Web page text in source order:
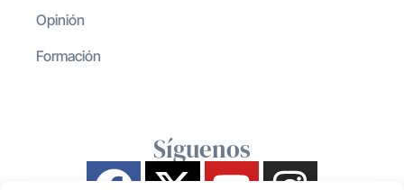
Opinión
Formación
Síguenos